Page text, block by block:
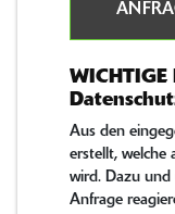
Aus den
erstellt, welche
wird. Dazu
Anfrage